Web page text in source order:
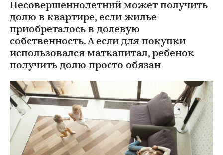
Несовершеннолетний может получить
долю в квартире, если жилье
приобреталось в долевую
собственность. А если для покупки
использовался маткапитал, ребенок
получить долю просто обязан